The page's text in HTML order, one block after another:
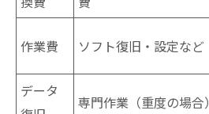
作業費 ソフト復旧・設定など
データ
専門作業（重度の場合）